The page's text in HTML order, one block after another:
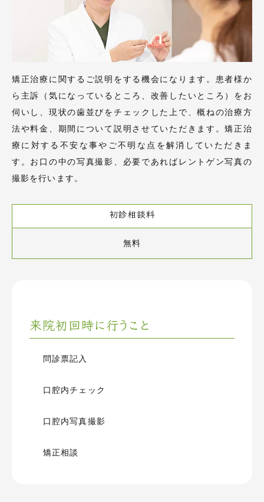
矯正治療に関するご説明をする機会になります。患者様か
ら主訴（気になっているところ、改善したいところ）をお
伺いし、現状の歯並びをチェックした上で、概ねの治療方
法や料金、期間について説明させていただきます。矯正治
療に対する不安な事やご不明な点を解消していただきま
す。お口の中の写真撮影、必要であればレントゲン写真の
撮影を行います。
初診相談料
無料
来院初回時に行うこと
問診票記入
口腔内チェック
口腔内写真撮影
矯正相談